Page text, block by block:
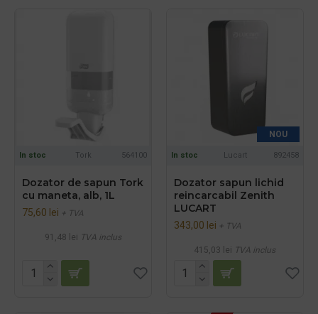
In stoc Tork 564100
Dozator de sapun Tork
cu maneta, alb, 1L
75,60 lei + TVA
91,48 lei TVA inclus
NOU
In stoc Lucart 892458
Dozator sapun lichid
reincarcabil Zenith
LUCART
343,00 lei + TVA
415,03 lei TVA inclus